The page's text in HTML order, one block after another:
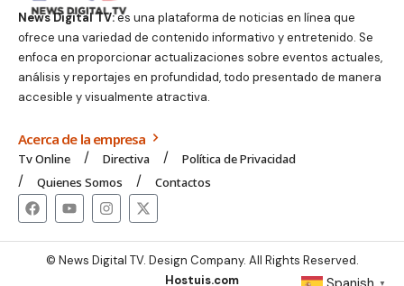
News Digital TV:es una plataforma de noticias en línea que
ofrece una variedad de contenido informativo y entretenido. Se
enfoca en proporcionar actualizaciones sobre eventos actuales,
análisis y reportajes en profundidad, todo presentado de manera
accesible y visualmente atractiva.
Acerca de la empresa
Tv Online Directiva
Política de Privacidad
Quienes Somos
Contactos
© News Digital TV. Design Company. All Rights Reserved.
Hostuis.com
▼